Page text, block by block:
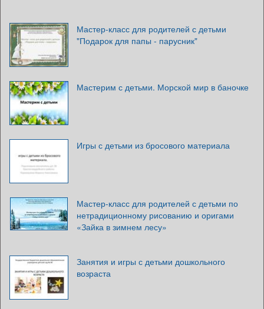
Мастер-класс для родителей с детьми
"Подарок для папы - парусник"
Мастерим с детьми. Морской мир в баночке
Игры с детьми из бросового материала
Мастер-класс для родителей с детьми по
нетрадиционному рисованию и оригами
«Зайка в зимнем лесу»
Занятия и игры с детьми дошкольного
возраста